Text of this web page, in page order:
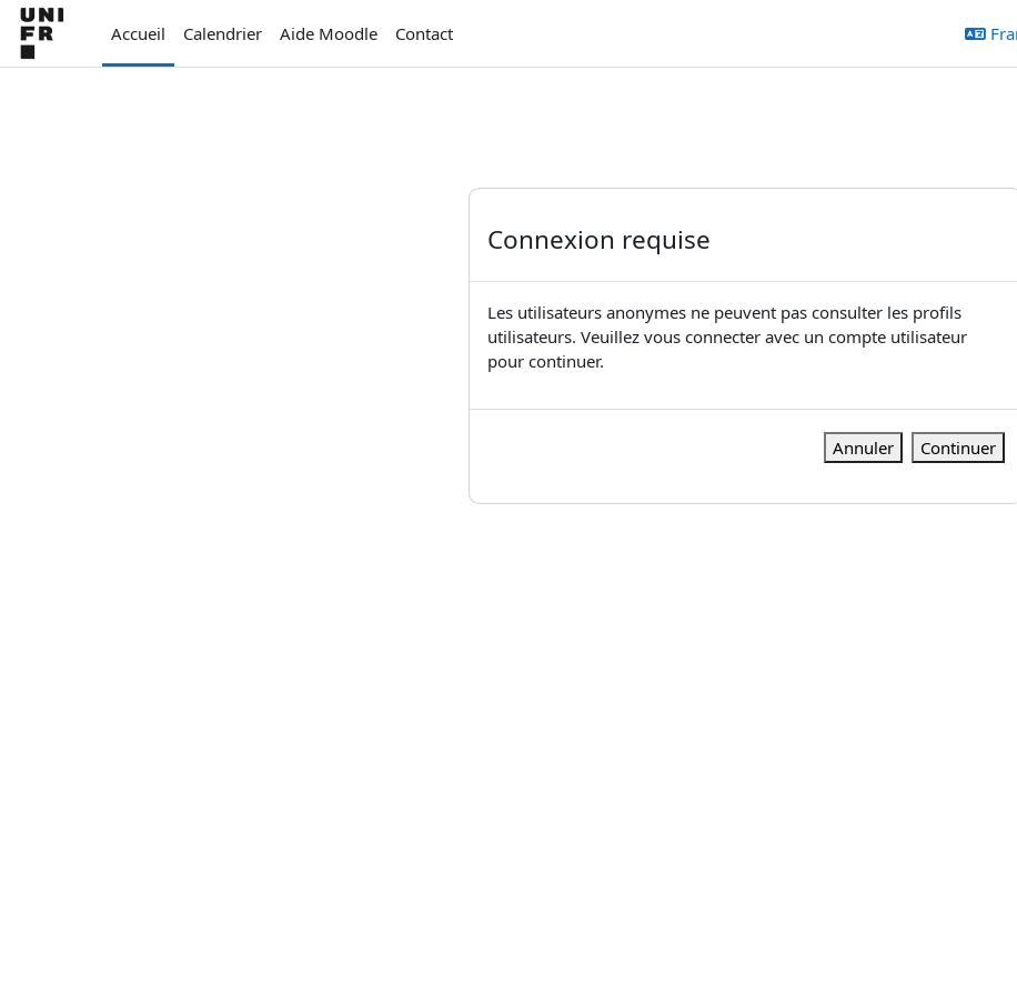
Passer au contenu principal
Accueil
Calendrier Aide Moodle Contact
Connexion requise
Les utilisateurs anonymes ne peuvent pas consulter les profils
utilisateurs. Veuillez vous connecter avec un compte utilisateur
pour continuer.
Annuler Continuer